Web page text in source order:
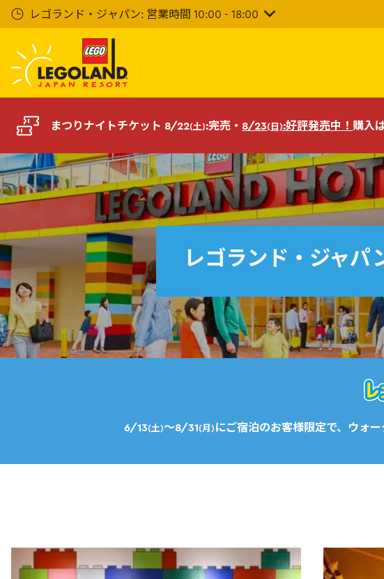
イ
レゴランド・ジャパン: 営業時間 10:00 - 18:00
まつりナイトチケット 8/22(土):完売・ 8/23(日):好評発売中！ 購入
レゴランド・ジャパ
6/13(土)～8/31(月)にご宿泊のお客様限定で、ウォ